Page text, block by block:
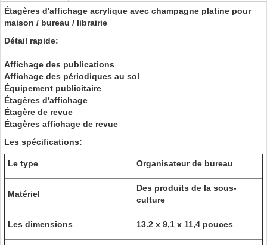
Étagères d'affichage acrylique avec champagne platine pour
maison / bureau / librairie
Détail rapide:
Affichage des publications
Affichage des périodiques au sol
Équipement publicitaire
Étagères d'affichage
Étagère de revue
Étagères affichage de revue
Les spécifications:
Le type Organisateur de bureau
Matériel
Des produits de la sous-
culture
Les dimensions 13.2 x 9,1 x 11,4 pouces